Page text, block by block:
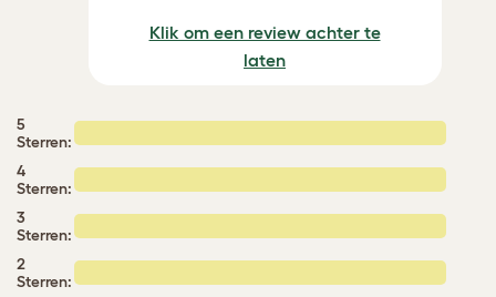
Klik om een review achter te
laten
5
Sterren:
4
Sterren:
3
Sterren:
2
Sterren: